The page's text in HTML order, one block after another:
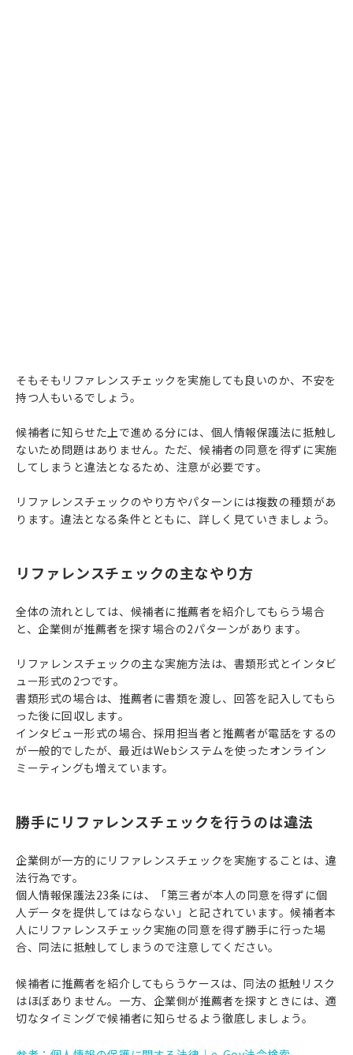
そもそもリファレンスチェックを実施しても良いのか、不安を
持つ人もいるでしょう。
候補者に知らせた上で進める分には、個人情報保護法に抵触し
ないため問題はありません。ただ、候補者の同意を得ずに実施
してしまうと違法となるため、注意が必要です。
リファレンスチェックのやり方やパターンには複数の種類があ
ります。違法となる条件とともに、詳しく見ていきましょう。
リファレンスチェックの主なやり方
全体の流れとしては、候補者に推薦者を紹介してもらう場合
と、企業側が推薦者を探す場合の2パターンがあります。
リファレンスチェックの主な実施方法は、書類形式とインタビ
ュー形式の2つです。
書類形式の場合は、推薦者に書類を渡し、回答を記入してもら
った後に回収します。
インタビュー形式の場合、採用担当者と推薦者が電話をするの
が一般的でしたが、最近はWebシステムを使ったオンライン
ミーティングも増えています。
勝手にリファレンスチェックを行うのは違法
企業側が一方的にリファレンスチェックを実施することは、違
法行為です。
個人情報保護法23条には、「第三者が本人の同意を得ずに個
人データを提供してはならない」と記されています。候補者本
人にリファレンスチェック実施の同意を得ず勝手に行った場
合、同法に抵触してしまうので注意してください。
候補者に推薦者を紹介してもらうケースは、同法の抵触リスク
はほぼありません。一方、企業側が推薦者を探すときには、適
切なタイミングで候補者に知らせるよう徹底しましょう。